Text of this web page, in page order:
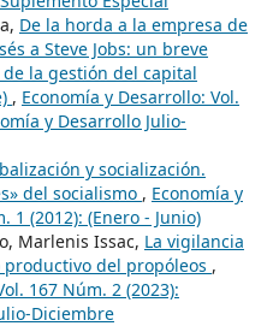
De la horda a la empresa de
a Steve Jobs: un breve
la gestión del capital
, Economía y Desarrollo: Vol.
y Desarrollo Julio-
y socialización.
del socialismo , Economía y
1 (2012): (Enero - Junio)
Marlenis Issac, La vigilancia
del propóleos ,
167 Núm. 2 (2023):
Diciembre